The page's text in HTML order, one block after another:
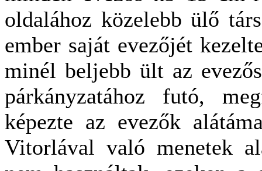
oldalához közelebb ülő
ember saját evezőjét
minél beljebb ült az
párkányzatához futó,
képezte az evezők
Vitorlával való menetek